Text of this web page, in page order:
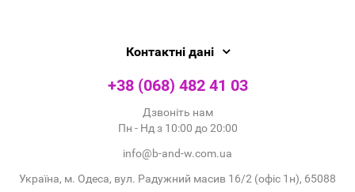
Контактні дані
+38 (068) 482 41 03
Дзвоніть нам
Пн - Нд з 10:00 до 20:00
info@b-and-w.com.ua
Україна, м. Одеса, вул. Радужний масив 16/2 (офіс 1н), 65088